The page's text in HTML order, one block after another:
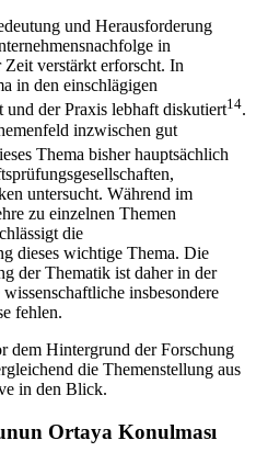
und Herausforderung
in
verstärkt erforscht. In
in den einschlägigen
und der Praxis lebhaft diskutiert14.
inzwischen gut
Thema bisher hauptsächlich
untersucht. Während im
zu einzelnen Themen
die
dieses wichtige Thema. Die
der Thematik ist daher in der
insbesondere
fehlen.
dem Hintergrund der Forschung
die Themenstellung aus
in den Blick.
Ortaya Konulması